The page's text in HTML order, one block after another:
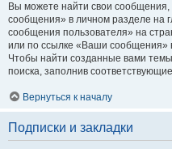
Вы можете найти свои
сообщения» в личном разделе на
сообщения пользователя» на
или по ссылке «Ваши сообщения»
Чтобы найти созданные вами
поиска, заполнив
Вернуться к началу
Подписки и закладки